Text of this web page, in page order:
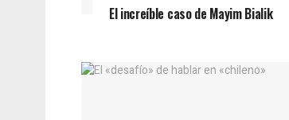
El increíble caso de Mayim Bialik